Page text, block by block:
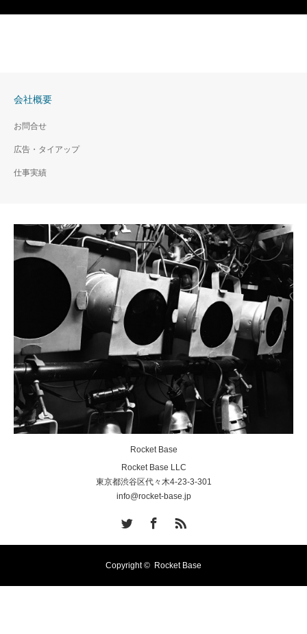
会社概要
お問合せ
広告・タイアップ
仕事実績
Rocket Base
Rocket Base LLC
東京都渋谷区代々木4-23-3-301
info@rocket-base.jp
Copyright © Rocket Base